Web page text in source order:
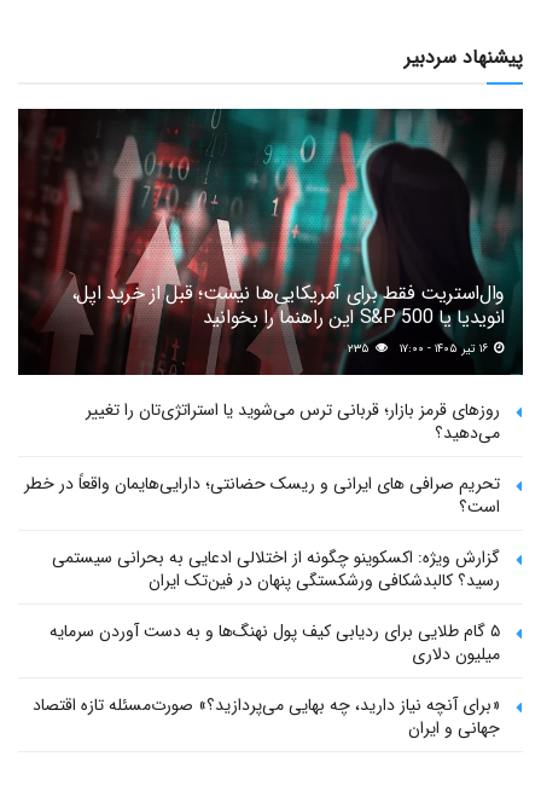
پیشنهاد سردبیر
وال‌استریت فقط برای آمریکایی‌ها نیست؛ قبل از خرید اپل،
انویدیا یا S&P 500 این راهنما را بخوانید
۲۳۵
روزهای قرمز بازار؛ قربانی ترس می‌شوید یا استراتژی‌تان را تغییر
می‌دهید؟
تحریم صرافی های ایرانی و ریسک حضانتی؛ دارایی‌هایمان واقعاً در خطر
است؟
گزارش ویژه: اکسکوینو چگونه از اختلالی ادعایی به بحرانی سیستمی
رسید؟ کالبدشکافی ورشکستگی پنهان در فین‌تک ایران
۵ گام طلایی برای ردیابی کیف پول‌ نهنگ‌ها و به دست آوردن سرمایه
میلیون دلاری
«برای آنچه نیاز دارید، چه بهایی می‌پردازید؟» صورت‌مسئله تازه اقتصاد
جهانی و ایران